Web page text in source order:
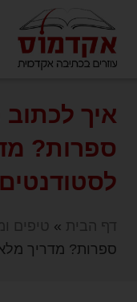
איך
ספרות?
לסטודנטים
דף הבית » טיפים
ספרות? מדריך